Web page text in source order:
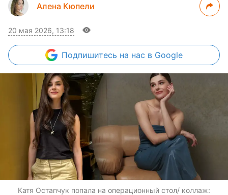
Алена Кюпели
20 мая 2026, 13:18
Подпишитесь на нас в Google
Катя Остапчук попала на операционный стол/ коллаж: